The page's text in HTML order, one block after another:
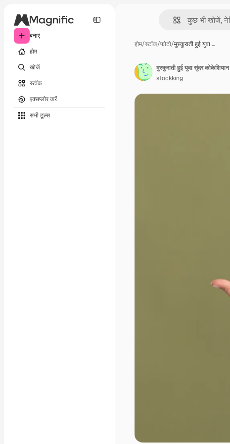
बनाएं
होम
खोजें
स्टॉक
एक्सप्लोर करें
सभी टूल्‍स
होम/स्टॉक/फोटो/मुस्कुराती हुई युवा …
stockking